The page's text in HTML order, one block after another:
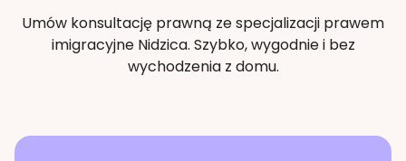
Umów konsultację prawną ze specjalizacji prawem
imigracyjneNidzica. Szybko, wygodnie i bez
wychodzenia z domu.